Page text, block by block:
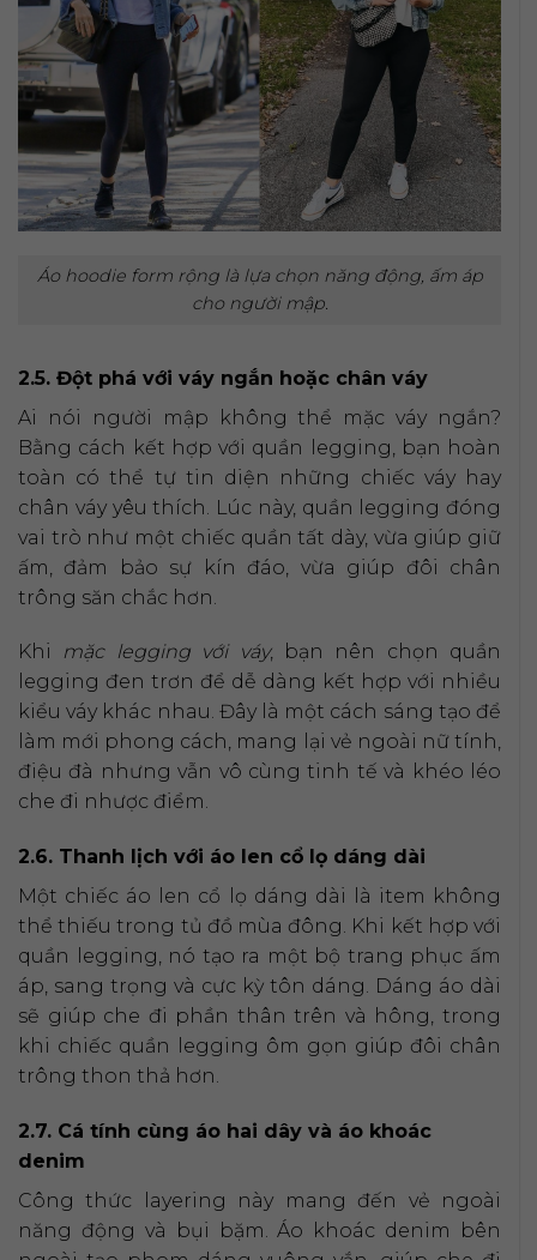
Áo hoodie form rộng là lựa chọn năng động, ấm áp
cho người mập.
2.5. Đột phá với váy ngắn hoặc chân váy
Ai nói người mập không thể mặc váy ngắn?
Bằng cách kết hợp với quần legging, bạn hoàn
toàn có thể tự tin diện những chiếc váy hay
chân váy yêu thích. Lúc này, quần legging đóng
vai trò như một chiếc quần tất dày, vừa giúp giữ
ấm, đảm bảo sự kín đáo, vừa giúp đôi chân
trông săn chắc hơn.
Khi mặc legging với váy, bạn nên chọn quần
legging đen trơn để dễ dàng kết hợp với nhiều
kiểu váy khác nhau. Đây là một cách sáng tạo để
làm mới phong cách, mang lại vẻ ngoài nữ tính,
điệu đà nhưng vẫn vô cùng tinh tế và khéo léo
che đi nhược điểm.
2.6. Thanh lịch với áo len cổ lọ dáng dài
Một chiếc áo len cổ lọ dáng dài là item không
thể thiếu trong tủ đồ mùa đông. Khi kết hợp với
quần legging, nó tạo ra một bộ trang phục ấm
áp, sang trọng và cực kỳ tôn dáng. Dáng áo dài
sẽ giúp che đi phần thân trên và hông, trong
khi chiếc quần legging ôm gọn giúp đôi chân
trông thon thả hơn.
2.7. Cá tính cùng áo hai dây và áo khoác
denim
Công thức layering này mang đến vẻ ngoài
năng động và bụi bặm. Áo khoác denim bên